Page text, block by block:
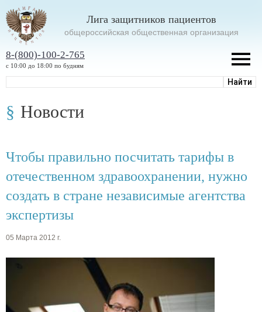
Лига защитников пациентов
oбщероссийская общественная организация
8-(800)-100-2-765
с 10:00 до 18:00 по будням
Новости
Чтобы правильно посчитать тарифы в
отечественном здравоохранении, нужно
создать в стране независимые агентства
экспертизы
05 Марта 2012 г.